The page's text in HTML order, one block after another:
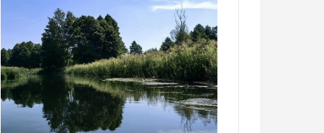
wśród
nietoperzy
[wideo]